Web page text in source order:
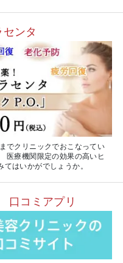
ンタ
でクリニックでおこなってい
医療機関限定の効果の高いヒ
はいかがでしょうか。
口コミアプリ